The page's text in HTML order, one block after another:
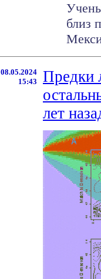
близ
08.05.2024
15:43
Предки
лет